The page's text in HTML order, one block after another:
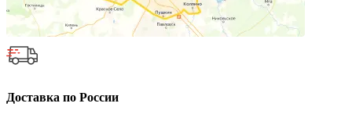
Доставка по России